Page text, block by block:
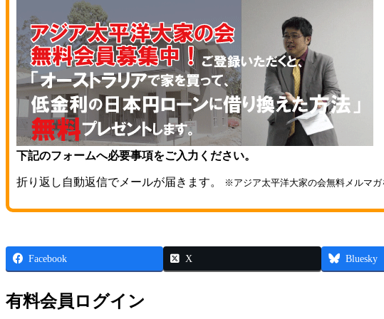
下記のフォームへ必要事項をご入力ください。
折り返し自動返信でメールが届きます。 ※アジア太平洋大家の会無料メルマガ
Facebook X Bluesky
有料会員ログイン